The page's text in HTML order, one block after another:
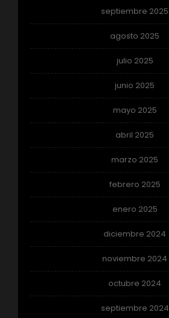
septiembre 2025
agosto 2025
julio 2025
junio 2025
mayo 2025
abril 2025
marzo 2025
febrero 2025
enero 2025
diciembre 2024
noviembre 2024
octubre 2024
septiembre 2024